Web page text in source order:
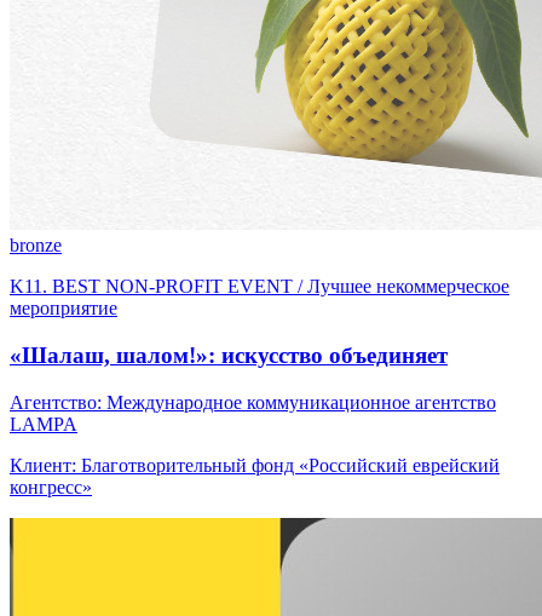
bronze
K11. BEST NON-PROFIT EVENT / Лучшее некоммерческое
мероприятие
«Шалаш, шалом!»: искусство объединяет
Агентство: Международное коммуникационное агентство
LAMPA
Клиент: Благотворительный фонд «Российский еврейский
конгресс»